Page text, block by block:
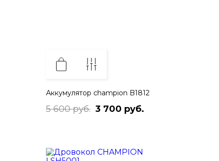
Аккумулятор champion B1812
5 600 руб. 3 700 руб.